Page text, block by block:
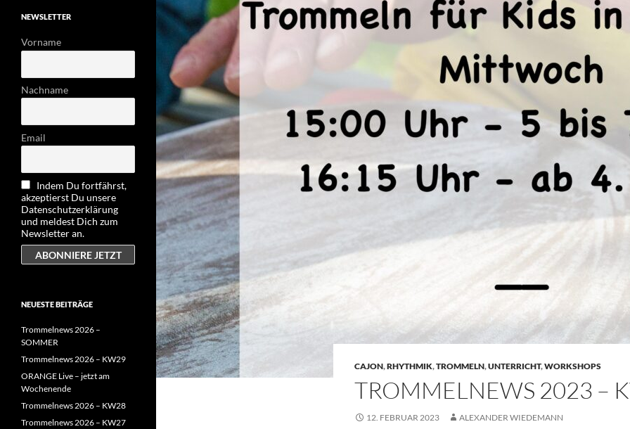
CAJON,RHYTHMIK,TROMMELN,UNTERRICHT,WORKSHOPS
TROMMELNEWS 2023 –
12. FEBRUAR 2023 ALEXANDER WIEDEMANN
NEWSLETTER
Vorname
Nachname
Email
Indem Du fortfährst,
akzeptierst Du unsere
Datenschutzerklärung
und meldest Dich zum
Newsletter an.
NEUESTE BEITRÄGE
Trommelnews 2026 –
SOMMER
Trommelnews 2026 – KW29
ORANGE Live – jetzt am
Wochenende
Trommelnews 2026 – KW28
Trommelnews 2026 – KW27